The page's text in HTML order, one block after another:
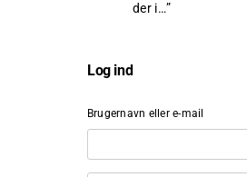
der i…”
Log ind
Brugernavn eller e-mail